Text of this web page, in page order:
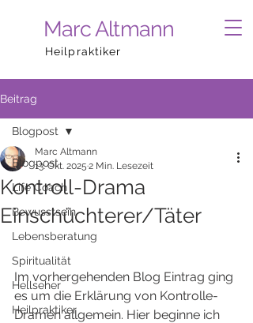
Marc Altmann
Heilpraktiker
Beitrag
Blogpost
Life Coach
Bewusstsein
Lebensberatung
Spiritualität
Hellseher
Heilpraktiker
Blogpost
Kontroll-Drama
Einschüchterer/Täter
Marc Altmann
13. Okt. 2025 2 Min. Lesezeit
Im vorhergehenden Blog Eintrag ging
es um die Erklärung von Kontrolle-
Dramen allgemein. Hier beginne ich